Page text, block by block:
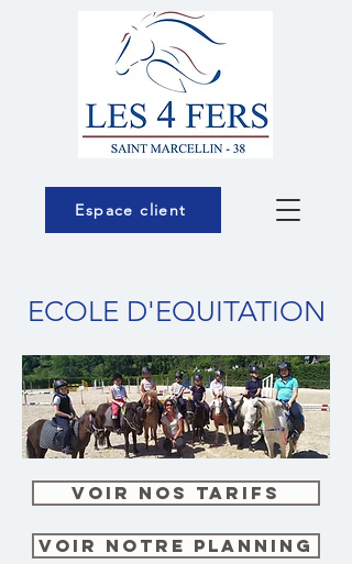
Espace client
ECOLE D'EQUITATION
Voir nos tarifs
Voir notre planning